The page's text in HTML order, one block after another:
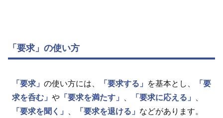
「要求」の使い方
「要求」 の使い方には、 「要求する」 を基本とし、
「要
求を呑む」 や 「要求を満たす」 「要求に応える」
「要求を聞く」
「要求を退ける」 などがあります。